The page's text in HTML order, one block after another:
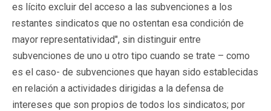
es lícito excluir del acceso a las subvenciones a los
restantes sindicatos que no ostentan esa condición de
mayor representatividad", sin distinguir entre
subvenciones de uno u otro tipo cuando se trate – como
es el caso- de subvenciones que hayan sido establecidas
en relación a actividades dirigidas a la defensa de
intereses que son propios de todos los sindicatos; por